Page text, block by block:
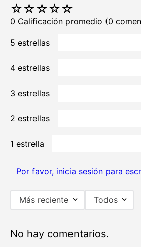
☆☆☆☆☆
0 Calificación promedio (0
5 estrellas
4 estrellas
3 estrellas
2 estrellas
1 estrella
Por favor, inicia sesión para
Más reciente Todos
No hay comentarios.